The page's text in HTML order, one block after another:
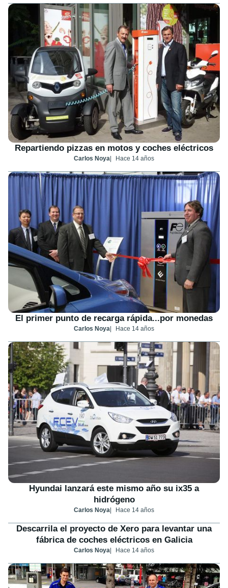
Repartiendo pizzas en motos y coches eléctricos
Carlos Noya Hace 14 años
El primer punto de recarga rápida...por monedas
Carlos Noya Hace 14 años
Hyundai lanzará este mismo año su ix35 a
hidrógeno
Carlos Noya Hace 14 años
Descarrila el proyecto de Xero para levantar una
fábrica de coches eléctricos en Galicia
Carlos Noya Hace 14 años